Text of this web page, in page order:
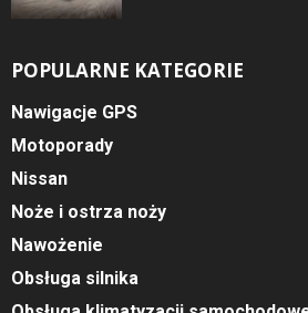
POPULARNE KATEGORIE
Nawigacje GPS
Motoporady
Nissan
Noże i ostrza noży
Nawożenie
Obsługa silnika